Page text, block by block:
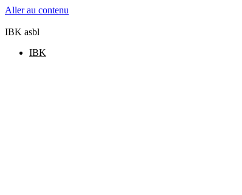
Aller au contenu
IBK asbl
IBK